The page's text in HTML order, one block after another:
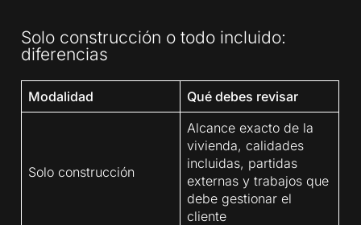
Solo construcción o todo incluido:
diferencias
Modalidad Qué debes revisar
Solo construcción
Alcance exacto de la
vivienda, calidades
incluidas, partidas
externas y trabajos que
debe gestionar el
cliente